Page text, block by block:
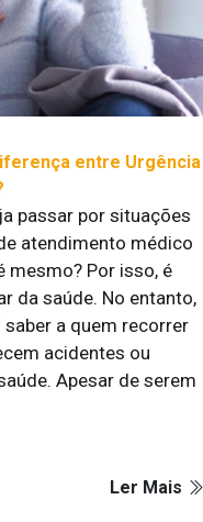
entre Urgência
passar por situações
atendimento médico
mesmo? Por isso, é
da saúde. No entanto,
saber a quem recorrer
acidentes ou
Apesar de serem
Ler Mais